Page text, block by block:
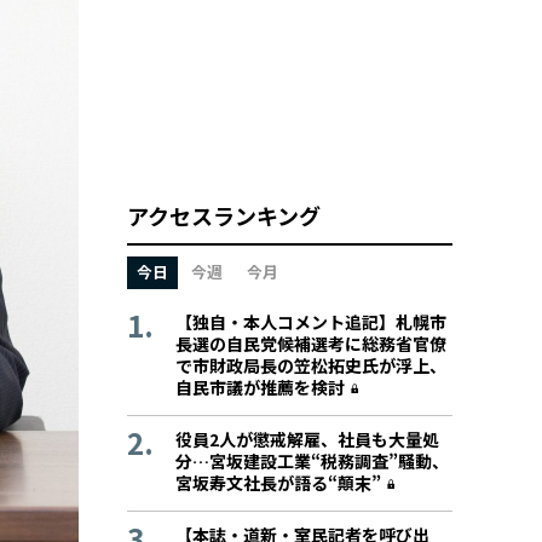
アクセスランキング
今日 今週 今月
【独自・本人コメント追記】札幌市
長選の自民党候補選考に総務省官僚
で市財政局長の笠松拓史氏が浮上、
自民市議が推薦を検討
役員2人が懲戒解雇、社員も大量処
分…宮坂建設工業“税務調査”騒動、
宮坂寿文社長が語る“顛末”
【本誌・道新・室民記者を呼び出